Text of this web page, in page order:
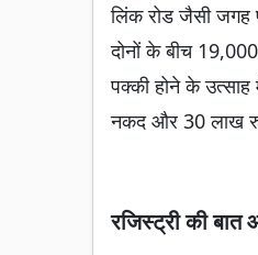
लिंक रोड जैसी जगह
दोनों के बीच
पक्की होने के
नकद और 30 लाख
रजिस्ट्री की बात